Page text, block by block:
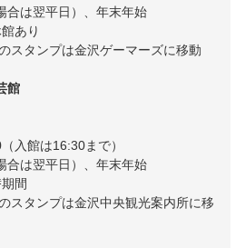
合は翌平日）、年末年始
あり
スタンプは金沢ゲーマーズに移動
館
入館は16:30まで）
合は翌平日）、年末年始
間
スタンプは金沢中央観光案内所に移